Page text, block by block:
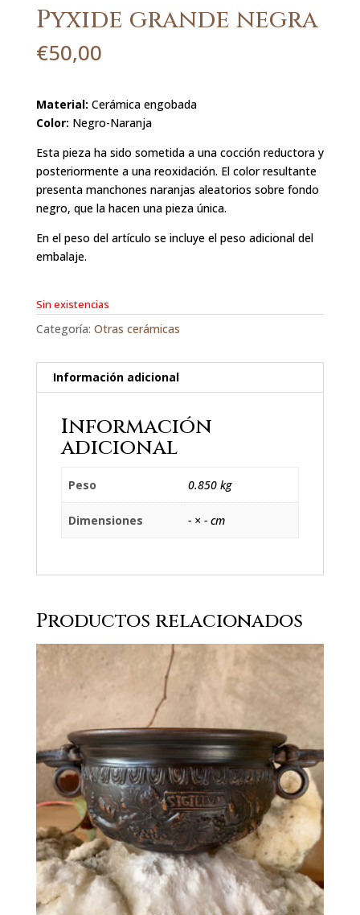
Pyxide grande negra
€50,00
Material: Cerámica engobada
Color: Negro-Naranja
Esta pieza ha sido sometida a una cocción reductora y
posteriormente a una reoxidación. El color resultante
presenta manchones naranjas aleatorios sobre fondo
negro, que la hacen una pieza única.
En el peso del artículo se incluye el peso adicional del
embalaje.
Sin existencias
Categoría: Otras cerámicas
Información adicional
Información
adicional
Peso 0.850 kg
Dimensiones - × - cm
Productos relacionados